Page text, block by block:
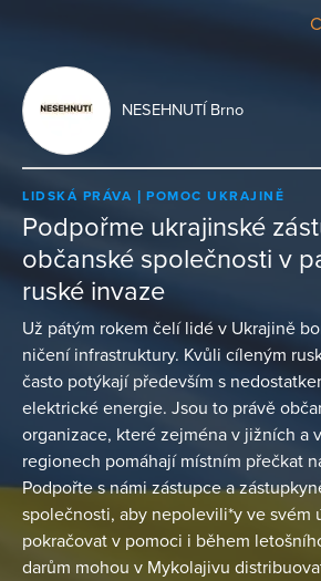
NESEHNUTÍ Brno
LIDSKÁ PRÁVA POMOC UKRAJINĚ
Podpořme ukrajinské
občanské společnosti v
ruské invaze
Už pátým rokem čelí lidé v Ukrajině
ničení infrastruktury. Kvůli cíleným
často potýkají především s
elektrické energie. Jsou to právě
organizace, které zejména v jižních a
regionech pomáhají místním přečkat
Podpořte s námi zástupce a
společnosti, aby nepolevili*y ve svém
pokračovat v pomoci i během
darům mohou v Mykolajivu